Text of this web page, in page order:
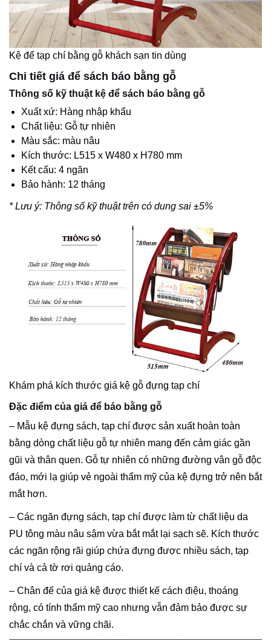
Kệ để tạp chí bằng gỗ khách sạn tin dùng
Chi tiết giá để sách báo bằng gỗ
Thông số kỹ thuật kệ để sách báo bằng gỗ
Xuất xứ: Hàng nhập khẩu
Chất liệu: Gỗ tự nhiên
Màu sắc: màu nâu
Kích thước: L515 x W480 x H780 mm
Kết cấu: 4 ngăn
Bảo hành: 12 tháng
* Lưu ý: Thông số kỹ thuật trên có dung sai ±5%
Khám phá kích thước giá kệ gỗ đựng tạp chí
Đặc điểm của giá để báo bằng gỗ
– Mẫu kệ đựng sách, tạp chí được sản xuất hoàn toàn
bằng dòng chất liệu gỗ tự nhiên mang đến cảm giác gần
gũi và thân quen. Gỗ tự nhiên có những đường vân gỗ độc
đáo, mới lạ giúp vẻ ngoài thẩm mỹ của kệ đựng trở nên bắt
mắt hơn.
– Các ngăn đựng sách, tạp chí được làm từ chất liệu da
PU tông màu nâu sậm vừa bắt mắt lại sạch sẽ. Kích thước
các ngăn rộng rãi giúp chứa đựng được nhiều sách, tạp
chí và cả tờ rơi quảng cáo.
– Chân đế của giá kệ được thiết kế cách điệu, thoáng
rộng, có tính thẩm mỹ cao nhưng vẫn đảm bảo được sự
chắc chắn và vững chãi.